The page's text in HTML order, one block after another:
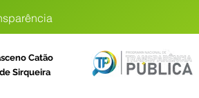
Catão
Sirqueira